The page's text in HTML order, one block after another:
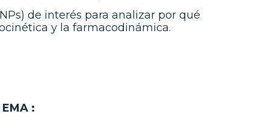
de interés para analizar por qué
y la farmacodinámica.
: